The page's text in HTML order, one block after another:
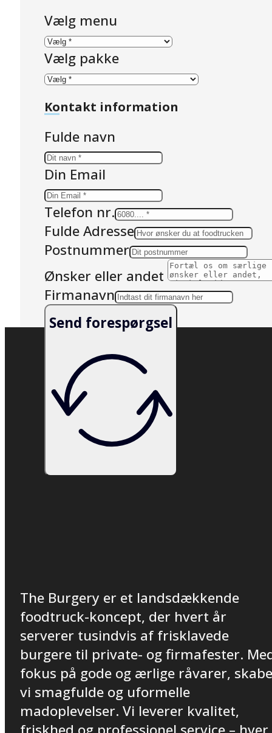
Vælg menu
Vælg pakke
Kontakt information
Fulde navn
Din Email
Telefon nr.
Fulde Adresse
Postnummer
Ønsker eller andet
Firmanavn
Send forespørgsel
The Burgery er et landsdækkende
foodtruck-koncept, der hvert år
serverer tusindvis af frisklavede
burgere til private- og firmafester.
fokus på gode og ærlige råvarer,
vi smagfulde og uformelle
madoplevelser. Vi leverer kvalitet,